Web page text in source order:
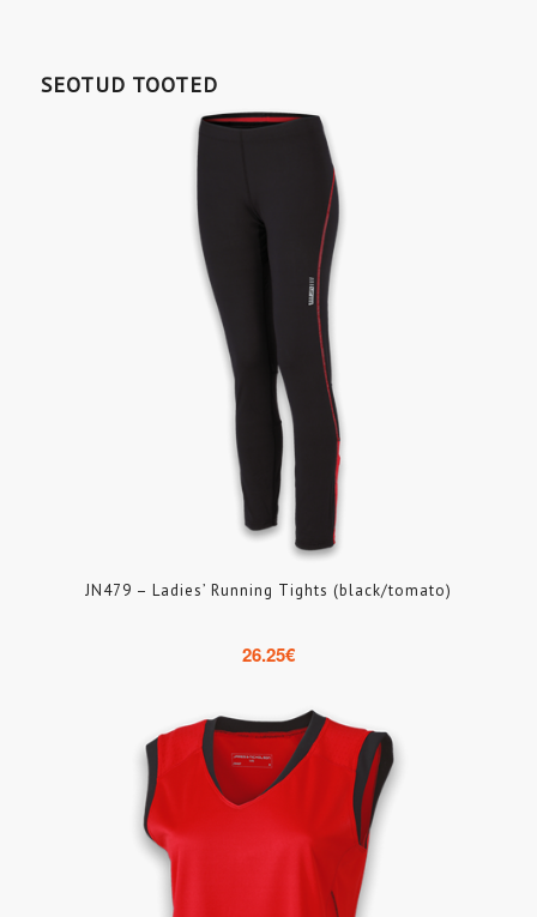
SEOTUD TOOTED
JN479 – Ladies’ Running Tights (black/tomato)
26.25€